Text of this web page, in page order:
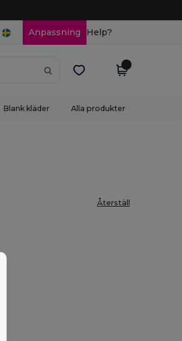
Anpassning Help?
Blank kläder Alla produkter
Återställ